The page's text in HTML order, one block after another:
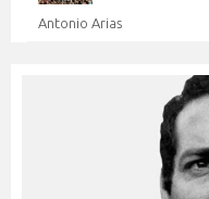
Antonio Arias